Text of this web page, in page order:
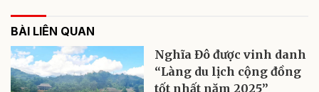
BÀI LIÊN QUAN
Nghĩa Đô được vinh danh
“Làng du lịch cộng đồng
tốt nhất năm 2025”